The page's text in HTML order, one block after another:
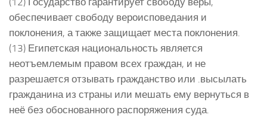
обеспечивает свободу вероисповедания и
поклонения, а также защищает места поклонения.
(13) Египетская национальность является
неотъемлемым правом всех граждан, и не
разрешается отзывать гражданство или .высылать
гражданина из страны или мешать ему вернуться в
неё без обоснованного распоряжения суда.